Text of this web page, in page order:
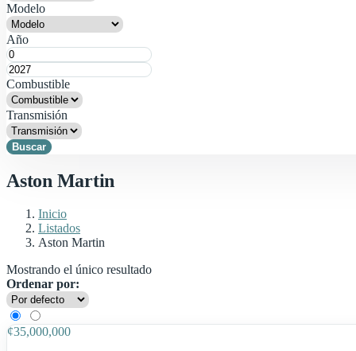
Modelo
Año
Combustible
Transmisión
Buscar
Aston Martin
Inicio
Listados
Aston Martin
Mostrando el único resultado
Ordenar por:
1
¢35,000,000